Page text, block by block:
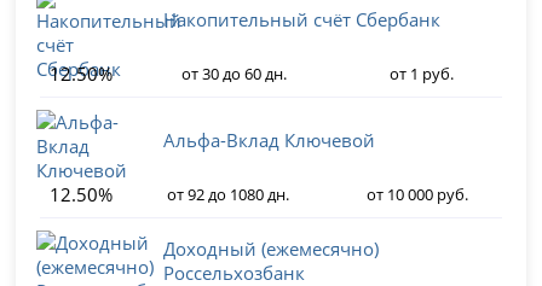
Накопительный счёт Сбербанк
12.50% от 30 до 60 дн. от 1 руб.
Альфа-Вклад Ключевой
12.50% от 92 до 1080 дн. от 10 000 руб.
Доходный (ежемесячно)
Россельхозбанк